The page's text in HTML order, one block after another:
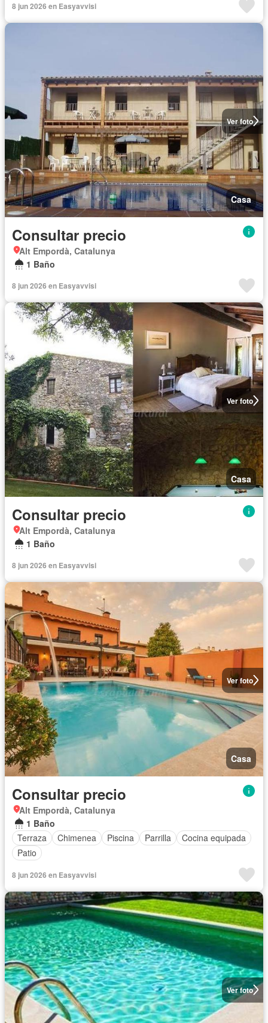
8 jun 2026 en Easyavvisi
Ver foto
Casa
Consultar precio
Alt Empordà, Catalunya
1 Baño
8 jun 2026 en Easyavvisi
Ver foto
Casa
Consultar precio
Alt Empordà, Catalunya
1 Baño
8 jun 2026 en Easyavvisi
Ver foto
Casa
Consultar precio
Alt Empordà, Catalunya
1 Baño
Terraza
Chimenea Piscina Parrilla
Cocina equipada
Patio
8 jun 2026 en Easyavvisi
Ver foto